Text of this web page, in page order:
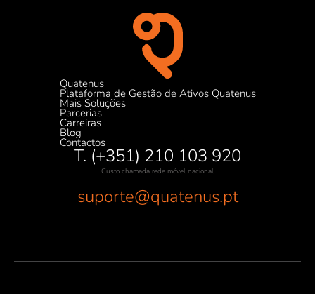
Quatenus
Plataforma de Gestão de Ativos Quatenus
Mais Soluções
Parcerias
Carreiras
Blog
Contactos
T. (+351) 210 103 920
Custo chamada rede móvel nacional
suporte@quatenus.pt